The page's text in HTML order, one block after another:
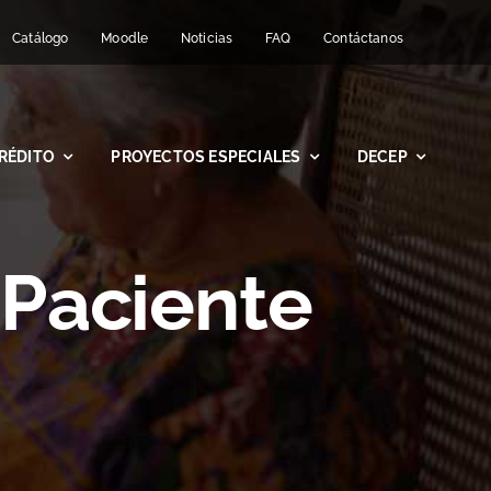
Catálogo Moodle Noticias FAQ Contáctanos
PROYECTOS ESPECIALES DECEP